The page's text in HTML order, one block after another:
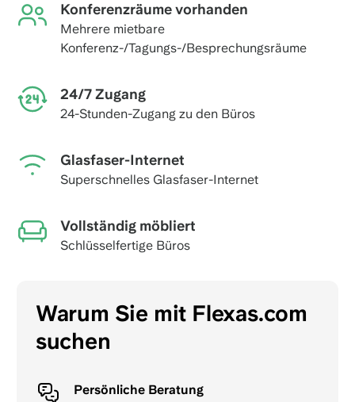
Konferenzräume vorhanden
Mehrere mietbare
Konferenz-/Tagungs-/Besprechungsräume
24/7 Zugang
24-Stunden-Zugang zu den Büros
Glasfaser-Internet
Superschnelles Glasfaser-Internet
Vollständig möbliert
Schlüsselfertige Büros
Warum Sie mit Flexas.com
suchen
Persönliche Beratung